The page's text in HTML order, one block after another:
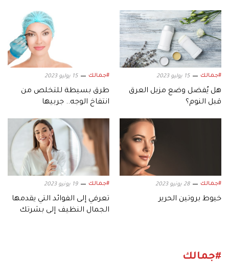
#جمالك 15 يوليو 2023
هل يُفضل وضع مزيل العرق
قبل النوم؟
#جمالك 15 يوليو 2023
طرق بسيطة للتخلص من
انتفاخ الوجه.. جربيها
#جمالك 28 يونيو 2023
خيوط بروتين الحرير
#جمالك 19 يونيو 2023
تعرفي إلى الفوائد التي يقدمها
الجمال النظيف إلى بشرتك
#جمالك